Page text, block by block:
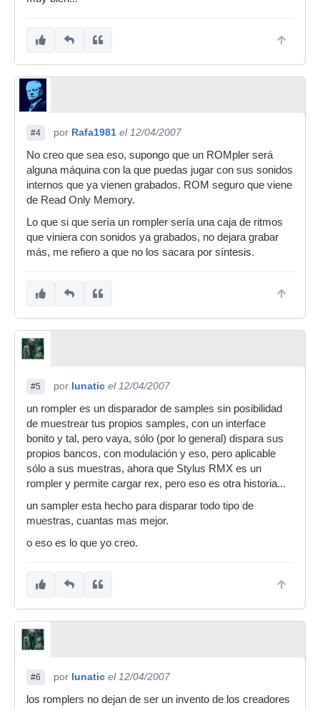
#4 por Rafa1981 el 12/04/2007
No creo que sea eso, supongo que un ROMpler será
alguna máquina con la que puedas jugar con sus sonidos
internos que ya vienen grabados. ROM seguro que viene
de Read Only Memory.
Lo que si que sería un rompler sería una caja de ritmos
que viniera con sonidos ya grabados, no dejara grabar
más, me refiero a que no los sacara por síntesis.
#5 por lunatic el 12/04/2007
un rompler es un disparador de samples sin posibilidad
de muestrear tus propios samples, con un interface
bonito y tal, pero vaya, sólo (por lo general) dispara sus
propios bancos, con modulación y eso, pero aplicable
sólo a sus muestras, ahora que Stylus RMX es un
rompler y permite cargar rex, pero eso es otra historia...
un sampler esta hecho para disparar todo tipo de
muestras, cuantas mas mejor.
o eso es lo que yo creo.
#6 por lunatic el 12/04/2007
los romplers no dejan de ser un invento de los creadores